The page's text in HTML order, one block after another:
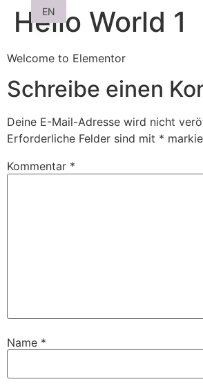
Hello World 1
Welcome to Elementor
Schreibe einen
Deine E-Mail-Adresse wird nicht
Erforderliche Felder sind mit *
Kommentar *
Name *
EN